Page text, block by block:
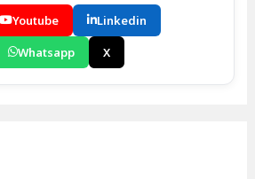
Youtube
Linkedin
Whatsapp X